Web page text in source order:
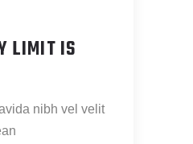
LIMIT IS
nibh vel velit